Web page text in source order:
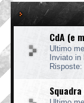
CdA (e
Ultimo
Inviato in
Risposte: